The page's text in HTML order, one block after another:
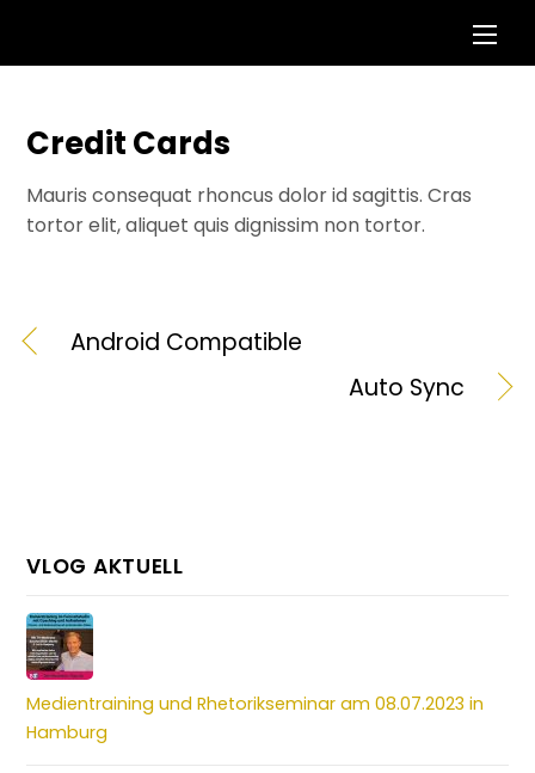
content
Credit Cards
Mauris consequat rhoncus dolor id sagittis. Cras
tortor elit, aliquet quis dignissim non tortor.
Android Compatible
Auto Sync
VLOG AKTUELL
Medientraining und Rhetorikseminar am 08.07.2023 in
Hamburg